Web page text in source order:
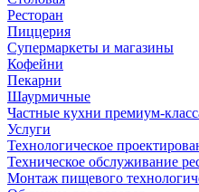
Ресторан
Пиццерия
Супермаркеты и магазины
Кофейни
Пекарни
Шаурмичные
Частные кухни премиум-
Услуги
Технологическое
Техническое обслуживание
Монтаж пищевого